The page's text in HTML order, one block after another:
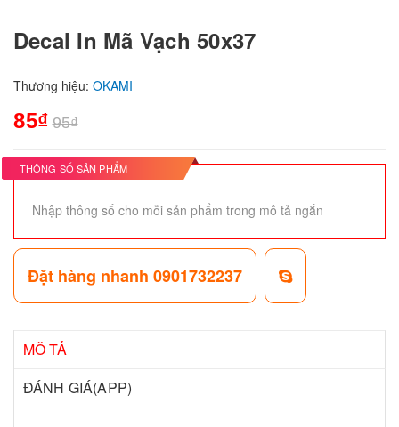
Decal In Mã Vạch 50x37
Thương hiệu: OKAMI
85₫ 95₫
THÔNG SỐ SẢN PHẨM
Nhập thông số cho mỗi sản phẩm trong mô tả ngắn
Đặt hàng nhanh 0901732237
MÔ TẢ
ĐÁNH GIÁ(APP)